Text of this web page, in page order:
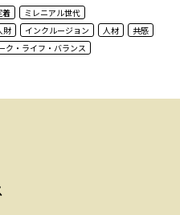
着
ミレニアル世代
財 インクルージョン 人材
共感
ク・ライフ・バランス